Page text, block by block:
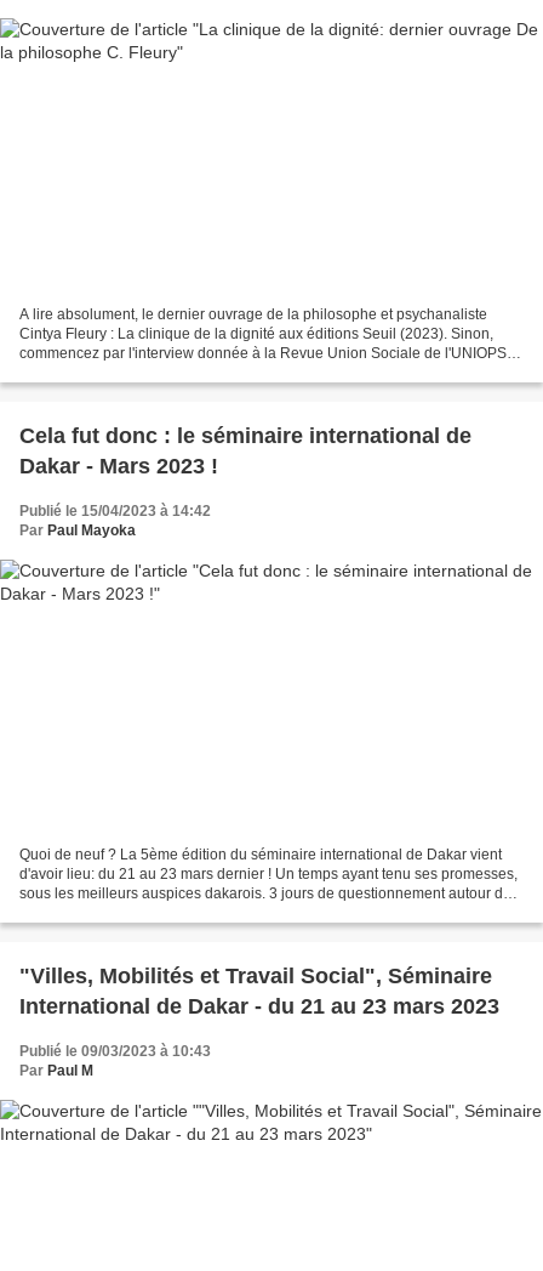
A lire absolument, le dernier ouvrage de la philosophe et psychanaliste
Cintya Fleury : La clinique de la dignité aux éditions Seuil (2023). Sinon,
commencez par l'interview donnée à la Revue Union Sociale de l'UNIOPSS
Cela fut donc : le séminaire international de
Dakar - Mars 2023 !
Publié le 15/04/2023 à 14:42
Par Paul Mayoka
Quoi de neuf ? La 5ème édition du séminaire international de Dakar vient
d'avoir lieu: du 21 au 23 mars dernier ! Un temps ayant tenu ses promesses,
sous les meilleurs auspices dakarois. 3 jours de questionnement autour des
"Villes, Mobilités et Travail Social", Séminaire
International de Dakar - du 21 au 23 mars 2023
Publié le 09/03/2023 à 10:43
Par Paul M